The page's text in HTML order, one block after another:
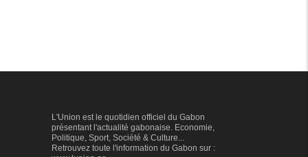
L'Union est le quotidien officiel du Gabon
présentant l'actualité gabonaise. Economie,
Politique, Sport, Société & Culture...
Retrouvez toute l'information du Gabon sur :